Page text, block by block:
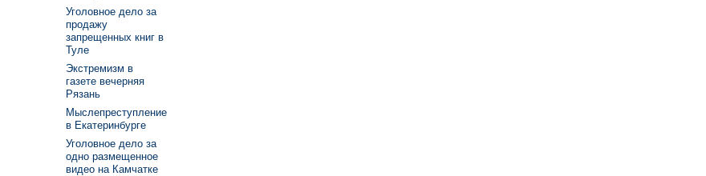
Уголовное дело за
продажу
запрещенных книг в
Туле
Экстремизм в
газете вечерняя
Рязань
Мыслепреступление
в Екатеринбурге
Уголовное дело за
одно размещенное
видео на Камчатке